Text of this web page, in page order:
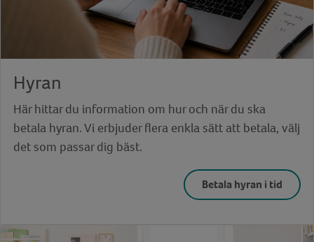
Hyran
Här hittar du information om hur och när du ska
betala hyran. Vi erbjuder flera enkla sätt att betala, välj
det som passar dig bäst.
Betala hyran i tid